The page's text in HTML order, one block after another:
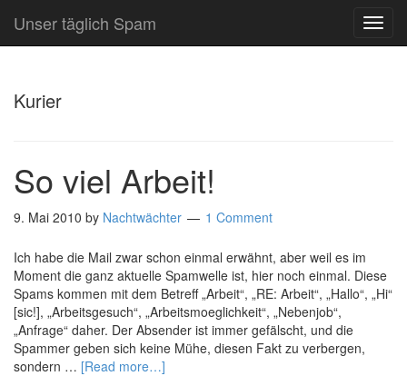
Unser täglich Spam
Kurier
So viel Arbeit!
9. Mai 2010 by Nachtwächter 1 Comment
Ich habe die Mail zwar schon einmal erwähnt, aber weil es im
Moment die ganz aktuelle Spamwelle ist, hier noch einmal. Diese
Spams kommen mit dem Betreff „Arbeit“, „RE: Arbeit“, „Hallo“, „Hi“
[sic!], „Arbeitsgesuch“, „Arbeitsmoeglichkeit“, „Nebenjob“,
„Anfrage“ daher. Der Absender ist immer gefälscht, und die
Spammer geben sich keine Mühe, diesen Fakt zu verbergen,
sondern … [Read more…]